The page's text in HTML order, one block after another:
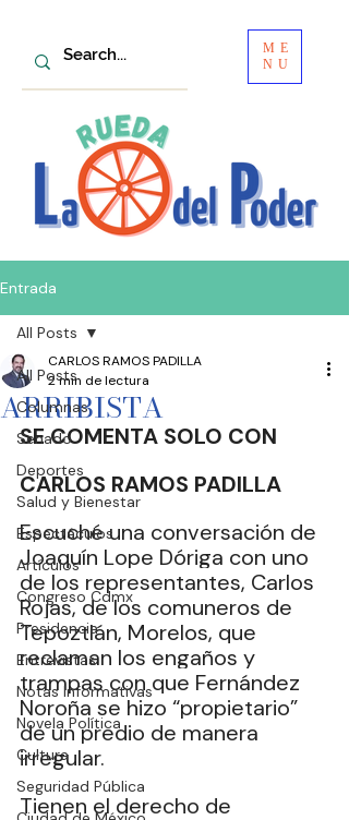
ME
NU
Entrada
All Posts
Columnas
Senado
Deportes
Salud y Bienestar
Espectáculos
Artículos
Congreso Cdmx
Presidencia
Entrevistas
Notas Informativas
Novela Política
Cultura
Seguridad Pública
All Posts
ARRIBISTA
CARLOS RAMOS PADILLA
2 min de lectura
SE COMENTA SOLO CON
CARLOS RAMOS PADILLA
Escuché una conversación de
Joaquín Lope Dóriga con uno
de los representantes, Carlos
Rojas, de los comuneros de
Tepoztlán, Morelos, que
reclaman los engaños y
trampas con que Fernández
Noroña se hizo “propietario”
de un predio de manera
irregular.
Tienen el derecho de